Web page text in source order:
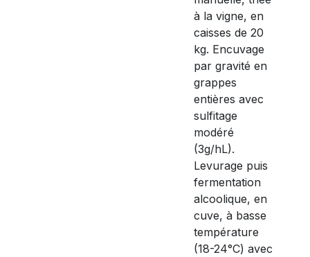
à la vigne, en
caisses de 20
kg. Encuvage
par gravité en
grappes
entières avec
sulfitage
modéré
(3g/hL).
Levurage puis
fermentation
alcoolique, en
cuve, à basse
température
(18-24°C) avec